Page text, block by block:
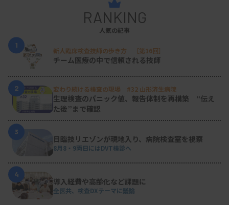
RANKING
人気の記事
1
新人臨床検査技師の歩き方 ［第16回］
チーム医療の中で信頼される技師
2 変わり続ける検査の現場 #32 山形済生病院
生理検査のパニック値、報告体制を再構築 “伝え
た後”まで確認
3
日臨技リエゾンが現地入り、病院検査室を視察
8月8・9両日にはDVT検診へ
4
導入経費や高齢化など課題に
全医共、検査DXテーマに議論